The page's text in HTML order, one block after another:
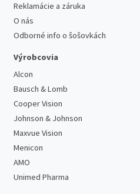
Reklamácie a záruka
O nás
Odborné info o šošovkách
Výrobcovia
Alcon
Bausch & Lomb
Cooper Vision
Johnson & Johnson
Maxvue Vision
Menicon
AMO
Unimed Pharma